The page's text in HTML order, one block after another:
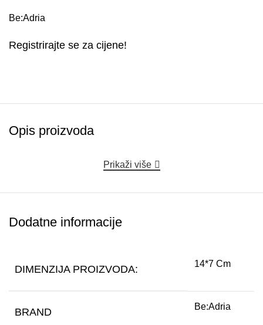
Be:Adria
Registrirajte se za cijene!
Opis proizvoda
Prikaži više
Dodatne informacije
DIMENZIJA PROIZVODA: 14*7 Cm
BRAND Be:Adria